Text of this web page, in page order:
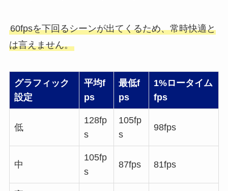
60fpsを下回るシーンが出てくるため、常時快適と
は言えません。
グラフィック
設定
平均f
ps
最低f
ps
1%ロータイム
fps
低
128fp
s
105fp
s
98fps
中
105fp
s
87fps 81fps